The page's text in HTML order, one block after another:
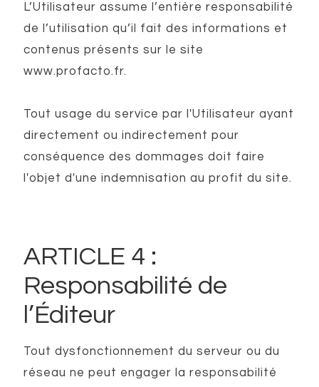
L’Utilisateur assume l’entière responsabilité
de l’utilisation qu’il fait des informations et
contenus présents sur le site
www.profacto.fr.
Tout usage du service par l'Utilisateur ayant
directement ou indirectement pour
conséquence des dommages doit faire
l'objet d'une indemnisation au profit du site.
ARTICLE 4 :
Responsabilité de
l’Éditeur
Tout dysfonctionnement du serveur ou du
réseau ne peut engager la responsabilité